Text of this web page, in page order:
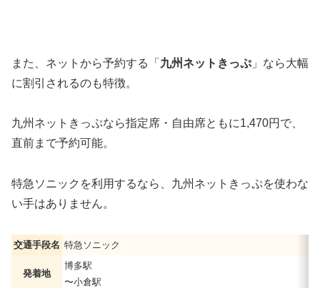
また、ネットから予約する「 九州ネットきっぷ」なら大幅
に割引されるのも特徴。
九州ネットきっぷなら指定席・自由席ともに1,470円で、
直前まで予約可能。
特急ソニックを利用するなら、九州ネットきっぷを使わな
い手はありません。
交通手段名 特急ソニック
発着地
博多駅
〜小倉駅